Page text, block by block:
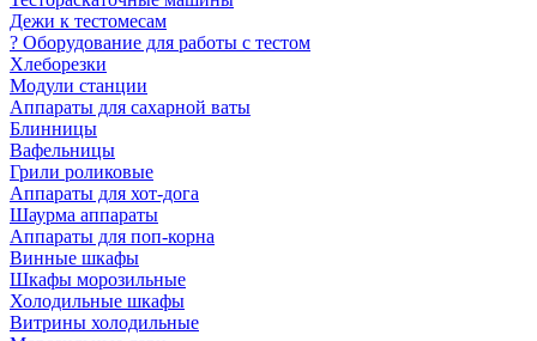
Дежи к тестомесам
? Оборудование для работы с тестом
Хлеборезки
Модули станции
Аппараты для сахарной ваты
Блинницы
Вафельницы
Грили роликовые
Аппараты для хот-дога
Шаурма аппараты
Аппараты для поп-корна
Винные шкафы
Шкафы морозильные
Холодильные шкафы
Витрины холодильные